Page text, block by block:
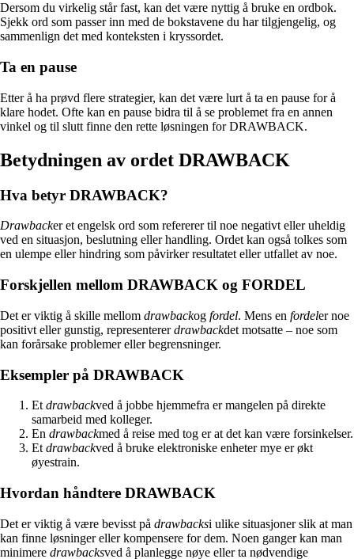
Dersom du virkelig står fast, kan det være nyttig å bruke en ordbok.
Sjekk ord som passer inn med de bokstavene du har tilgjengelig, og
sammenlign det med konteksten i kryssordet.
Ta en pause
Etter å ha prøvd flere strategier, kan det være lurt å ta en pause for å
klare hodet. Ofte kan en pause bidra til å se problemet fra en annen
vinkel og til slutt finne den rette løsningen for DRAWBACK.
Betydningen av ordet DRAWBACK
Hva betyr DRAWBACK?
Drawbacker et engelsk ord som refererer til noe negativt eller uheldig
ved en situasjon, beslutning eller handling. Ordet kan også tolkes som
en ulempe eller hindring som påvirker resultatet eller utfallet av noe.
Forskjellen mellom DRAWBACK og FORDEL
Det er viktig å skille mellom drawbackog fordel. Mens en fordeler noe
positivt eller gunstig, representererdrawbackdet motsatte – noe som
kan forårsake problemer eller begrensninger.
Eksempler på DRAWBACK
Et drawbackved å jobbe hjemmefra er mangelen på direkte
samarbeid med kolleger.
En drawbackmed å reise med tog er at det kan være forsinkelser.
Et drawbackved å bruke elektroniske enheter mye er økt
øyestrain.
Hvordan håndtere DRAWBACK
Det er viktig å være bevisst på drawbacksi ulike situasjoner slik at man
kan finne løsninger eller kompensere for dem. Noen ganger kan man
minimere drawbacksved å planlegge nøye eller ta nødvendige